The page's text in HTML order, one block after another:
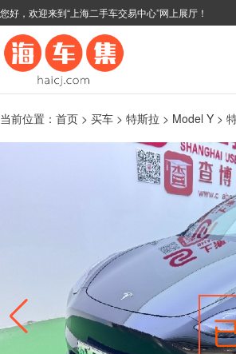
您好，欢迎来到“上海二手车交易中心”网上展厅！
当前位置： 首页 > 买车 > 特斯拉 > Model Y >